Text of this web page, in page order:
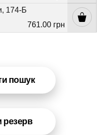
174-Б
761.00 грн
пошук